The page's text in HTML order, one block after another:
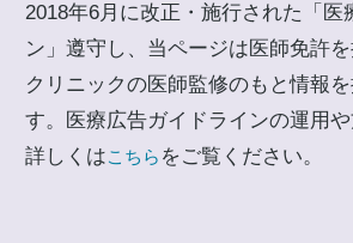
2018年6月に改正・施行された「医
ン」遵守し、当ページは医師免許
クリニックの医師監修のもと情報
す。医療広告ガイドラインの運用や
詳しくはこちら をご覧ください。